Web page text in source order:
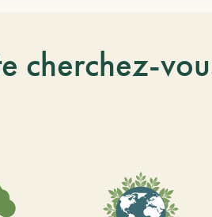
cherchez-